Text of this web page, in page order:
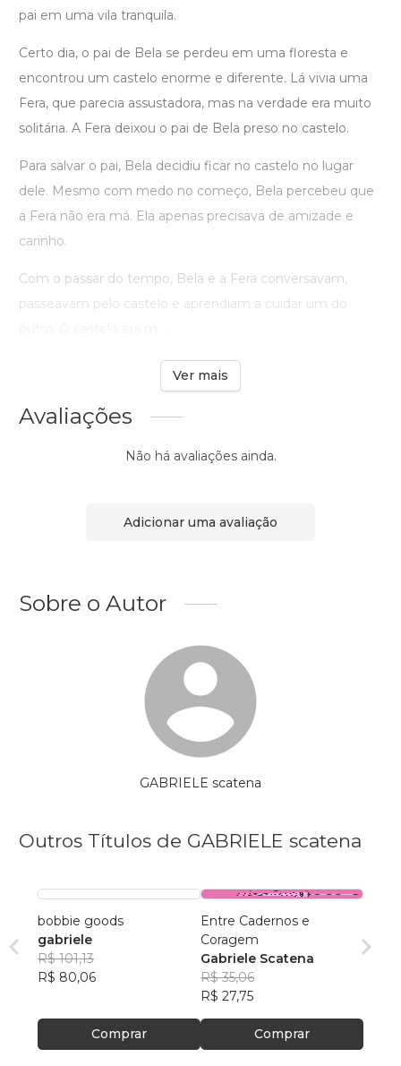
pai em uma vila tranquila.
Certo dia, o pai de Bela se perdeu em uma floresta e
encontrou um castelo enorme e diferente. Lá vivia uma
Fera, que parecia assustadora, mas na verdade era muito
solitária. A Fera deixou o pai de Bela preso no castelo.
Para salvar o pai, Bela decidiu ficar no castelo no lugar
dele. Mesmo com medo no começo, Bela percebeu que
a Fera não era má. Ela apenas precisava de amizade e
carinho.
Com o passar do tempo, Bela e a Fera conversavam,
passeavam pelo castelo e aprendiam a cuidar um do
Ver mais
Avaliações
Não há avaliações ainda.
Adicionar uma avaliação
Sobre o Autor
GABRIELE scatena
Outros Títulos de GABRIELE scatena
bobbie goods
gabriele
R$ 101,13
R$ 80,06
Comprar
Entre Cadernos e
Coragem
Gabriele Scatena
R$ 35,06
R$ 27,75
Comprar